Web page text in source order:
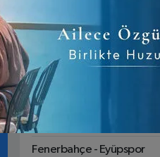
Gaziantep FK - Başakşehir
Samsunspor - Göztepe
17 Mayıs, Pazar
Kayserispor - Konyaspor
Fenerbahçe - Eyüpspor